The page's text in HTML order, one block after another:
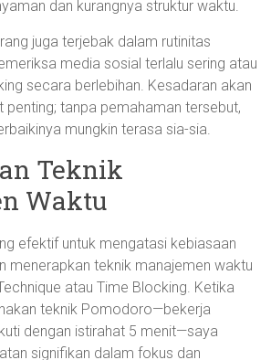
dan kurangnya struktur waktu.
juga terjebak dalam rutinitas
media sosial terlalu sering atau
secara berlebihan. Kesadaran akan
penting; tanpa pemahaman tersebut,
mungkin terasa sia-sia.
Teknik
Waktu
efektif untuk mengatasi kebiasaan
menerapkan teknik manajemen waktu
atau Time Blocking. Ketika
teknik Pomodoro—bekerja
dengan istirahat 5 menit—saya
signifikan dalam fokus dan